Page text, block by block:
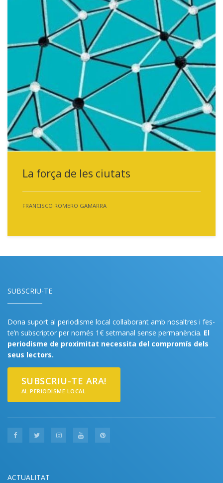
La força de les ciutats
FRANCISCO ROMERO GAMARRA
SUBSCRIU-TE
Dona suport al periodisme local col·laborant amb nosaltres i fes-
te’n subscriptor per només 1€ setmanal sense permanència. El
periodisme de proximitat necessita del compromís dels
seus lectors.
SUBSCRIU-TE ARA!
AL PERIODISME LOCAL
ACTUALITAT